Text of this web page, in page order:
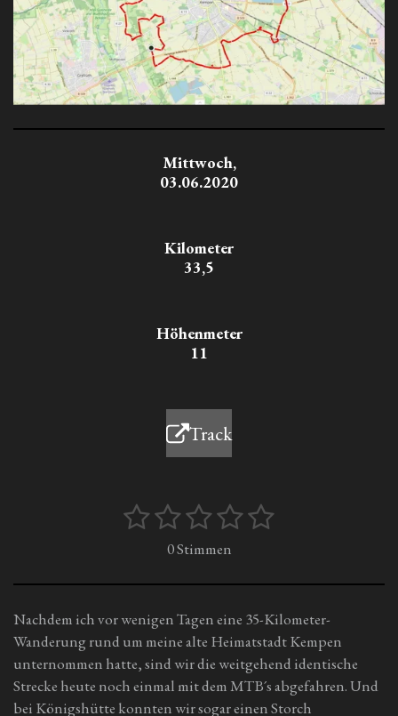
Mittwoch,
03.06.2020
Kilometer
33,5
Höhenmeter
11
Track
e
t
u
n
g
1
t
r
n
2
t
r
n
e
3
S
t
r
n
e
4
S
t
r
n
e
5
t
r
n
e
r
t
u
n
g
a
b
0 Stimmen
Nachdem ich vor wenigen Tagen eine 35-Kilometer-
Wanderung rund um meine alte Heimatstadt Kempen
unternommen hatte, sind wir die weitgehend identische
Strecke heute noch einmal mit dem MTB´s abgefahren. Und
bei Königshütte konnten wir sogar einen Storch